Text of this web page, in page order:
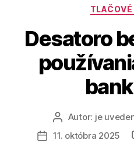
Desatoro
Autor
článku
Autor: je
Dátum
11. októbra 2025